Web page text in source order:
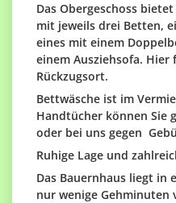
Das Obergeschoss
mit jeweils drei Betten,
eines mit einem
einem Ausziehsofa. Hier
Rückzugsort.
Bettwäsche ist im
Handtücher können Sie
oder bei uns gegen
Ruhige Lage und
Das Bauernhaus liegt in
nur wenige